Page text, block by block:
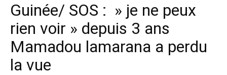
Guinée/ SOS : » je ne peux
rien voir » depuis 3 ans
Mamadou lamarana a perdu
la vue